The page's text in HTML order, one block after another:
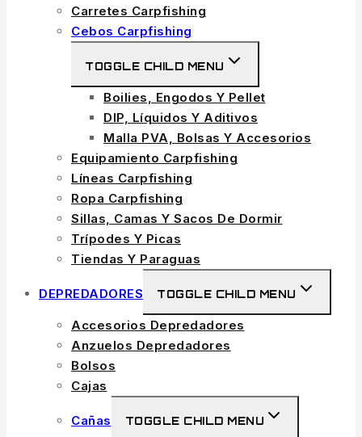
Carretes Carpfishing
Cebos Carpfishing
TOGGLE CHILD MENU
Boilies, Engodos Y Pellet
DIP, Líquidos Y Aditivos
Malla PVA, Bolsas Y Accesorios
Equipamiento Carpfishing
Líneas Carpfishing
Ropa Carpfishing
Sillas, Camas Y Sacos De Dormir
Trípodes Y Picas
Tiendas Y Paraguas
DEPREDADORES TOGGLE CHILD MENU
Accesorios Depredadores
Anzuelos Depredadores
Bolsos
Cajas
Cañas TOGGLE CHILD MENU